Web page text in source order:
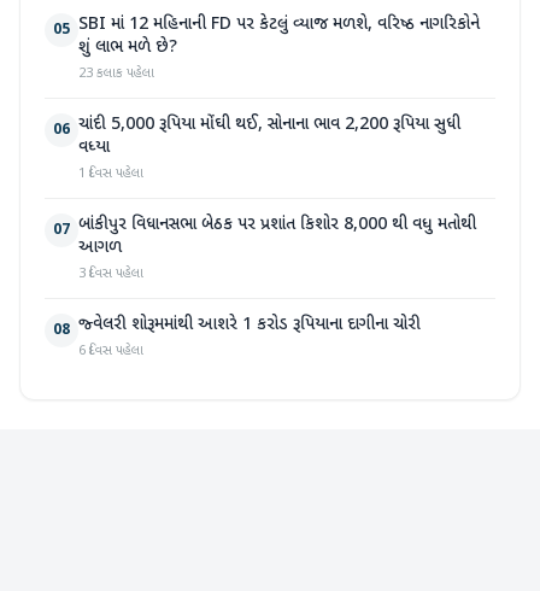
05 SBI માં 12 મહિનાની FD પર કેટલું વ્યાજ મળશે, વરિષ્ઠ નાગરિકોને
શું લાભ મળે છે?
23 કલાક પહેલા
06 ચાંદી 5,000 રૂપિયા મોંઘી થઈ, સોનાના ભાવ 2,200 રૂપિયા સુધી
વધ્યા
1 દિવસ પહેલા
07 બાંકીપુર વિધાનસભા બેઠક પર પ્રશાંત કિશોર 8,000 થી વધુ મતોથી
આગળ
3 દિવસ પહેલા
08 જ્વેલરી શોરૂમમાંથી આશરે 1 કરોડ રૂપિયાના દાગીના ચોરી
6 દિવસ પહેલા